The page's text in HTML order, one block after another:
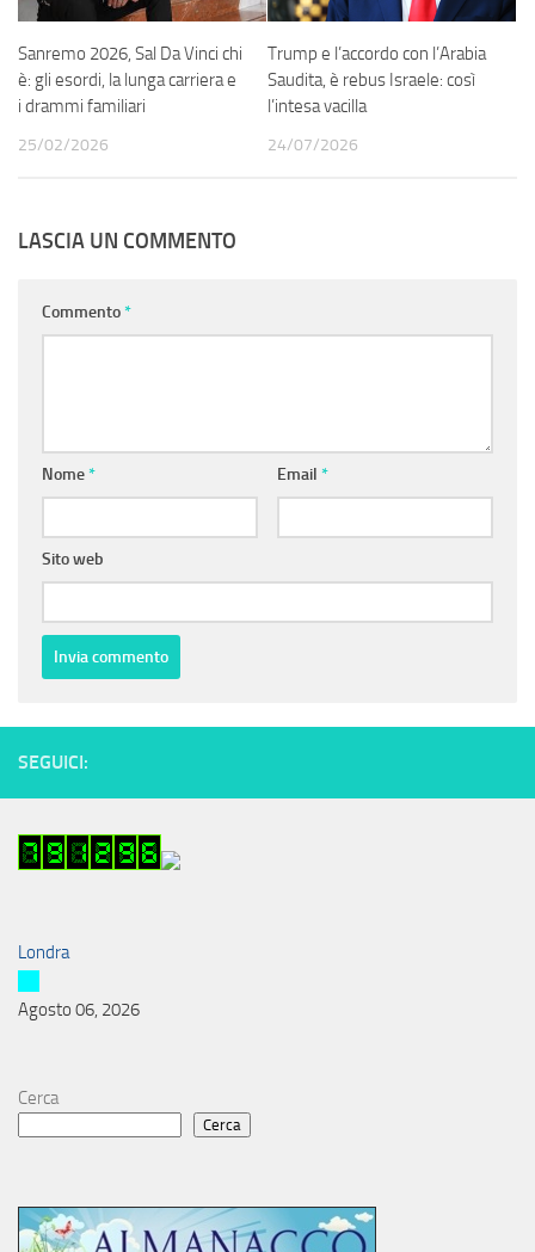
Sanremo 2026, Sal Da Vinci chi
è: gli esordi, la lunga carriera e
i drammi familiari
25/02/2026
Trump e l’accordo con l’Arabia
Saudita, è rebus Israele: così
l’intesa vacilla
24/07/2026
LASCIA UN COMMENTO
Commento*
Nome* Email *
Sito web
SEGUICI:
Londra
Agosto 06, 2026
Cerca
Cerca